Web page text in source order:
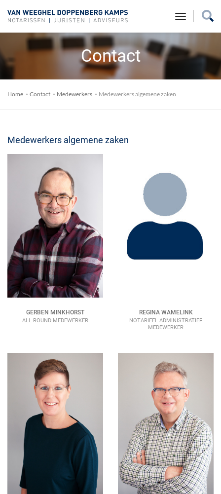
toggle
Contact
Home Contact Medewerkers Medewerkers algemene zaken
Medewerkers algemene zaken
GERBEN MINKHORST
ALL ROUND MEDEWERKER
REGINA WAMELINK
NOTARIEEL ADMINISTRATIEF
MEDEWERKER